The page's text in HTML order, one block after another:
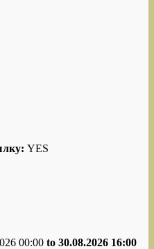
YES
00:00 to 30.08.2026 16:00